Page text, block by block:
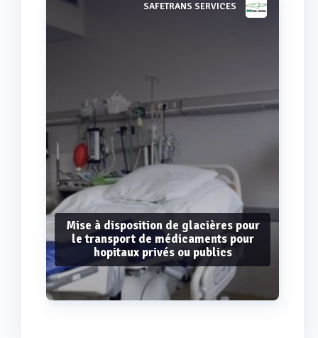
Voir plus
SAFETRANS SERVICES
Mise à disposition de glacières pour
le transport de médicaments pour
hopitaux privés ou publics